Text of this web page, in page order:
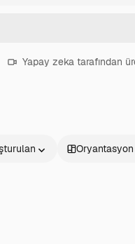
Yapay zeka tarafından
Oryantasyon